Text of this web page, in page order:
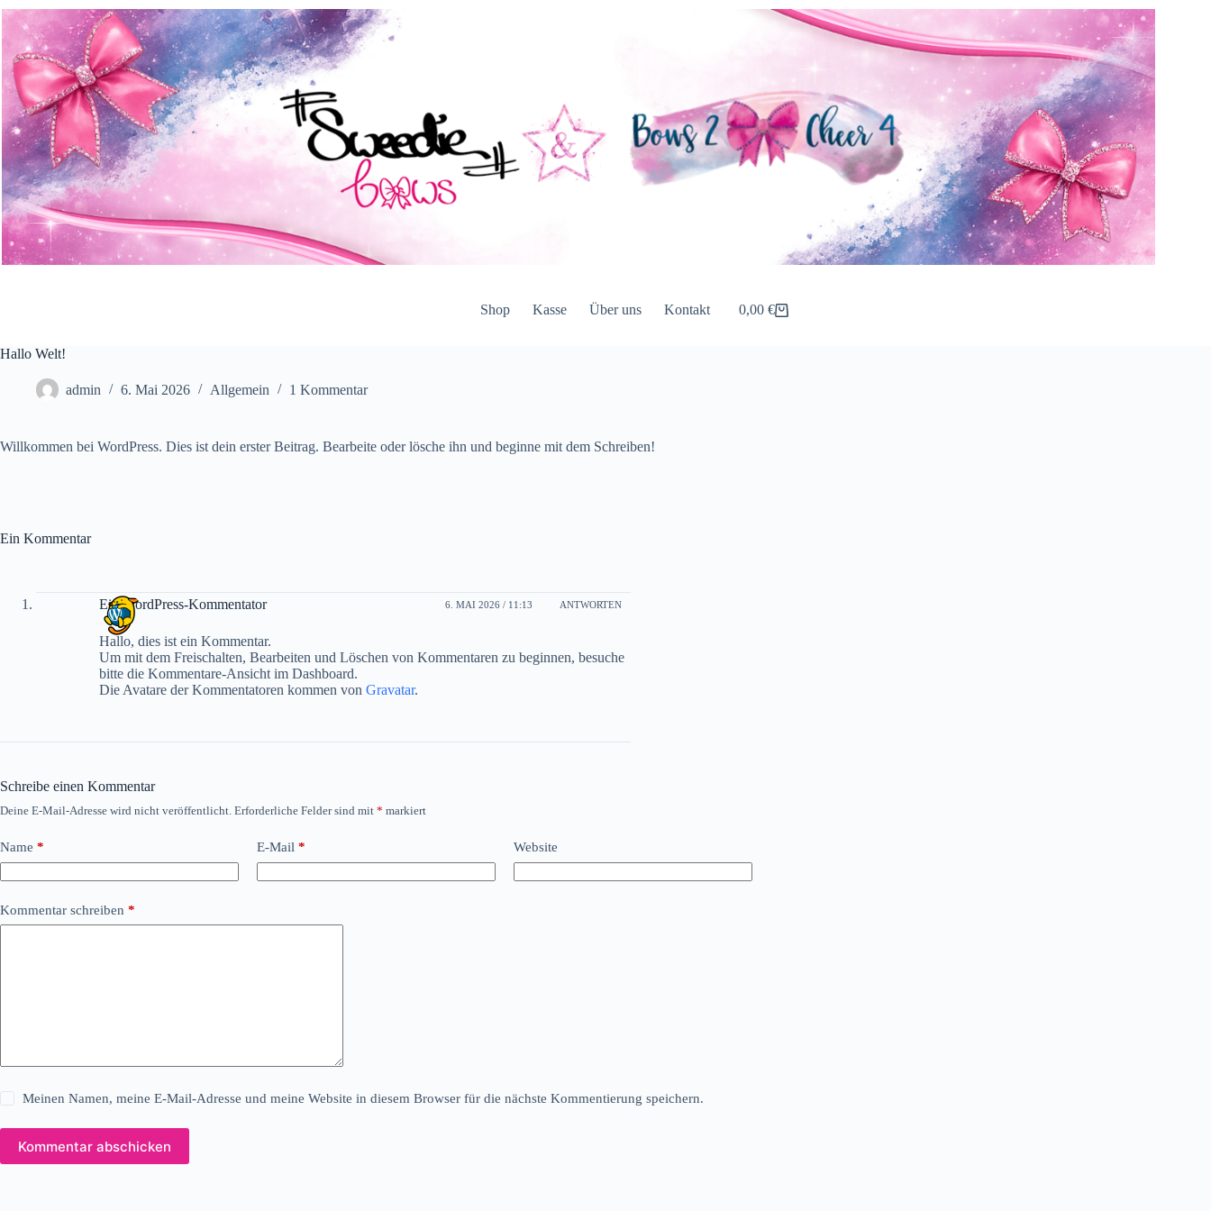
Zum
Inhalt
springen
Shop Kasse Über uns Kontakt Warenkorb
0,00 €
Hallo Welt!
admin 6. Mai 2026 Allgemein 1 Kommentar
Willkommen bei WordPress. Dies ist dein erster Beitrag. Bearbeite oder lösche ihn und beginne mit dem Schreiben!
Ein Kommentar
Ein WordPress-Kommentator 6. MAI 2026 / 11:13 ANTWORTEN
Hallo, dies ist ein Kommentar.
Um mit dem Freischalten, Bearbeiten und Löschen von Kommentaren zu beginnen, besuche
bitte die Kommentare-Ansicht im Dashboard.
Die Avatare der Kommentatoren kommen von Gravatar.
Schreibe einen Kommentar
Deine E-Mail-Adresse wird nicht veröffentlicht. Erforderliche Felder sind mit * markiert
Name * E-Mail * Website
Kommentar schreiben *
Meinen Namen, meine E-Mail-Adresse und meine Website in diesem Browser für die nächste Kommentierung speichern.
Kommentar abschicken